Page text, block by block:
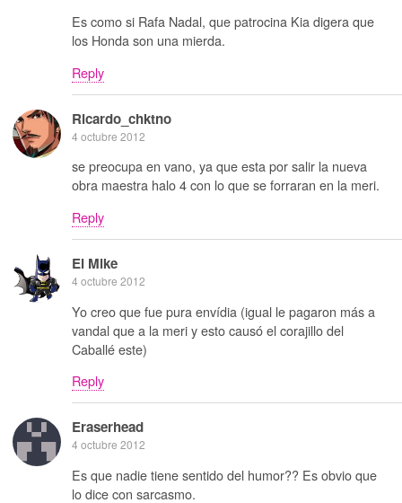
Es como si Rafa Nadal, que patrocina Kia digera que
los Honda son una mierda.
Reply
Ricardo_chktno
4 octubre 2012
se preocupa en vano, ya que esta por salir la nueva
obra maestra halo 4 con lo que se forraran en la meri.
Reply
El Mike
4 octubre 2012
Yo creo que fue pura envídia (igual le pagaron más a
vandal que a la meri y esto causó el corajillo del
Caballé este)
Reply
Eraserhead
4 octubre 2012
Es que nadie tiene sentido del humor?? Es obvio que
lo dice con sarcasmo.